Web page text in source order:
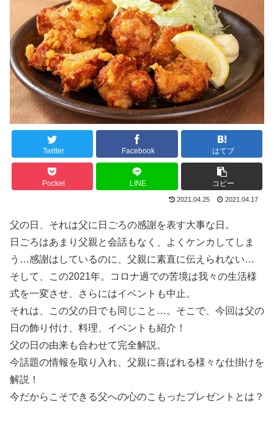
Twitter Facebook はてブ
Pocket LINE コピー
2021.04.25 2021.04.17
父の日、それは父に日ごろの感謝を表す大事な日。
日ごろはあまり父親と会話もなく、よくケンカしてしま
う…感謝はしているのに、父親に素直に伝えられない…
そして、この2021年。コロナ過での苦境は我々の生活様
式を一変させ、さらにはイベントも中止。
それは、この父の日でも同じこと…。そこで、今回は父の
日の飾り付け、料理、イベントも紹介！
父の日の由来も合わせて完全解説。
今話題の情報を取り入れ、父親に喜ばれる様々な仕掛けを
解説！
今だからこそできる父への心のこもったプレゼントとは？